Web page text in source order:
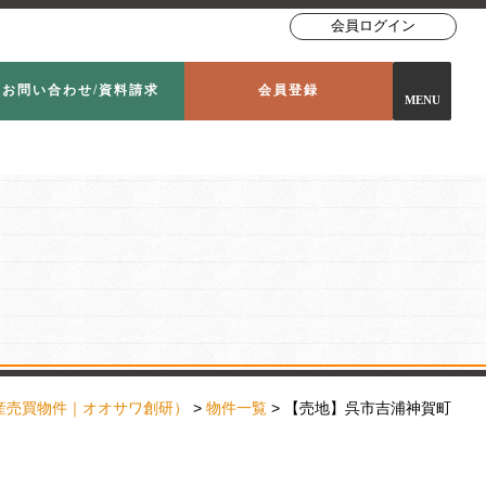
会員ログイン
お問い合わせ/資料請求 会員登録
MENU
買物件｜オオサワ創研） > 物件一覧 > 【売地】呉市吉浦神賀町